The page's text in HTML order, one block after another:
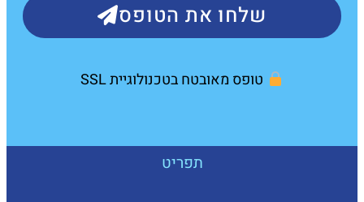
שלחו את הטופס
טופס מאובטח בטכנולוגיית SSL
תפריט